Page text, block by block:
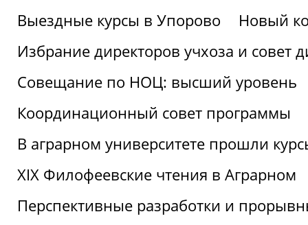
Выездные курсы в Упорово
Новый
Избрание директоров учхоза и совет
Совещание по НОЦ: высший уровень
Координационный совет программы
В аграрном университете прошли
XIX Филофеевские чтения в Аграрном
Перспективные разработки и